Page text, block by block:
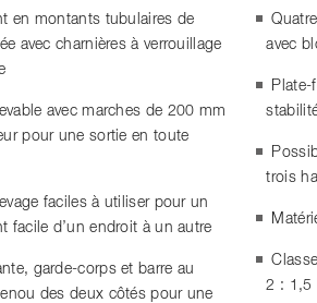
en montants tubulaires de
avec charnières à verrouillage
avec marches de 200 mm
pour une sortie en toute
faciles à utiliser pour un
facile d’un endroit à un autre
garde-corps et barre au
des deux côtés pour une
avec
Plate-
trois
2 : 1,5